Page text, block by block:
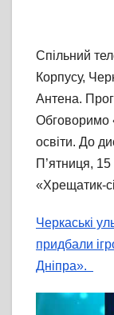
Спільний
Корпусу,
Антена.
Обговоримо
освіти. До
П’ятниця,
«Хрещатик-
Черкаські
придбали
Дніпра».